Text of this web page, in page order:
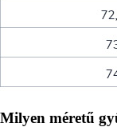
Milyen méretű